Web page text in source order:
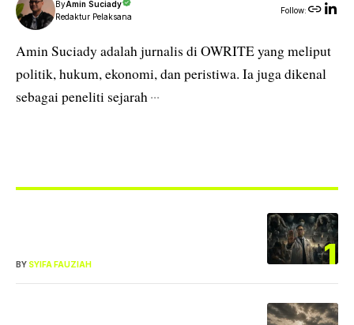
ByAmin Suciady
Redaktur Pelaksana
Follow:
Amin Suciady adalah jurnalis di OWRITE yang meliput
politik, hukum, ekonomi, dan peristiwa. Ia juga dikenal
sebagai peneliti sejarah ···
BY SYIFA FAUZIAH 1